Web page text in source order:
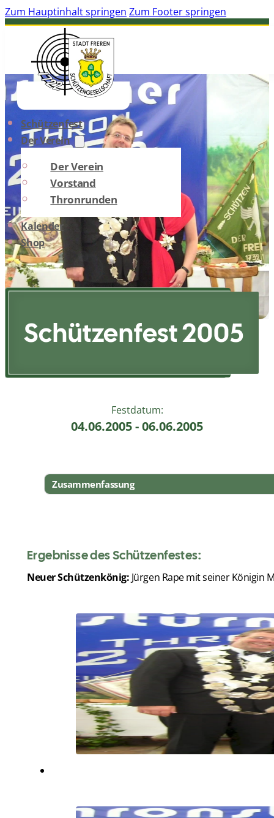
Zum Hauptinhalt springen Zum Footer springen
Schützenfest
Der Verein
Der Verein
Vorstand
Thronrunden
Kalender
Shop
Schützenfest 2005
Festdatum:
04.06.2005 - 06.06.2005
Zusammenfassung
Ergebnisse des Schützenfestes:
Neuer Schützenkönig: Jürgen Rape mit seiner Königin